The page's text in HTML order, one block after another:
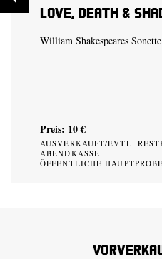
Love, Death &
William Shakespeares Sonette
Preis: 10 €
AUSVERKAUFT/EVTL.
ABENDKASSE
ÖFFENTLICHE HAUPTPROBE